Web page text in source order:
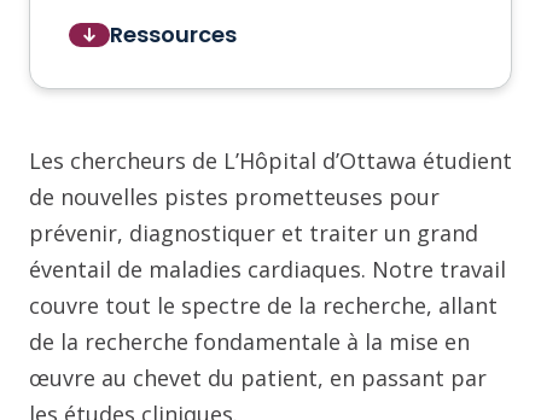
Ressources
Les chercheurs de L’Hôpital d’Ottawa étudient
de nouvelles pistes prometteuses pour
prévenir, diagnostiquer et traiter un grand
éventail de maladies cardiaques. Notre travail
couvre tout le spectre de la recherche, allant
de la recherche fondamentale à la mise en
œuvre au chevet du patient, en passant par
les études cliniques.